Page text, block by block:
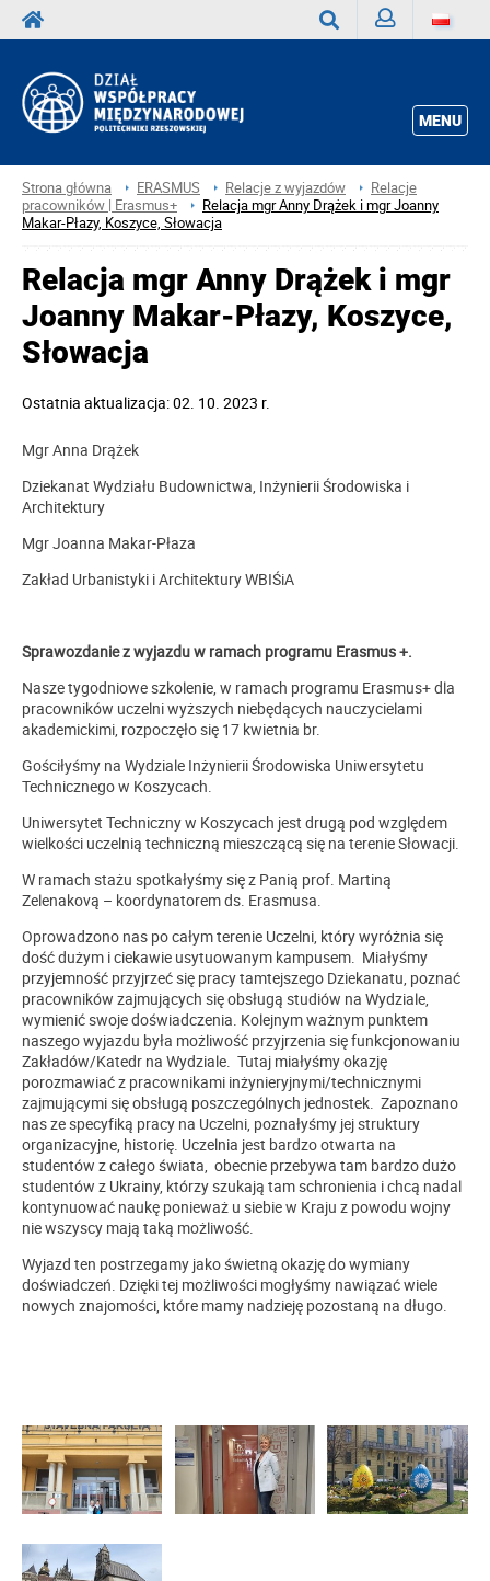
MENU
Strona główna ERASMUS Relacje z wyjazdów
Relacje
pracowników | Erasmus+
Relacja mgr Anny Drążek i mgr Joanny
Makar-Płazy, Koszyce, Słowacja
Relacja mgr Anny Drążek i mgr
Joanny Makar-Płazy, Koszyce,
Słowacja
Ostatnia aktualizacja: 02. 10. 2023 r.
Mgr Anna Drążek
Dziekanat Wydziału Budownictwa, Inżynierii Środowiska i
Architektury
Mgr Joanna Makar-Płaza
Zakład Urbanistyki i Architektury WBIŚiA
Sprawozdanie z wyjazduw ramach programu Erasmus +.
Nasze tygodniowe szkolenie, w ramach programu Erasmus+ dla
pracowników uczelni wyższych niebędących nauczycielami
akademickimi, rozpoczęło się 17 kwietnia br.
Gościłyśmy na Wydziale Inżynierii Środowiska Uniwersytetu
Technicznego w Koszycach.
Uniwersytet Techniczny w Koszycach jest drugą pod względem
wielkości uczelnią techniczną mieszczącą się na terenie Słowacji.
W ramach stażu spotkałyśmy się z Panią prof. Martiną
Zelenakovą – koordynatorem ds. Erasmusa.
Oprowadzono nas po całym terenie Uczelni, który wyróżnia się
dość dużym i ciekawie usytuowanym kampusem. Miałyśmy
przyjemność przyjrzeć się pracy tamtejszego Dziekanatu, poznać
pracowników zajmujących się obsługą studiów na Wydziale,
wymienić swoje doświadczenia. Kolejnym ważnym punktem
naszego wyjazdu była możliwość przyjrzenia się funkcjonowaniu
Zakładów/Katedr na Wydziale. Tutaj miałyśmy okazję
porozmawiać z pracownikami inżynieryjnymi/technicznymi
zajmującymi się obsługą poszczególnych jednostek. Zapoznano
nas ze specyfiką pracy na Uczelni, poznałyśmy jej struktury
organizacyjne, historię. Uczelnia jest bardzo otwarta na
studentów z całego świata, obecnie przebywa tam bardzo dużo
studentów z Ukrainy, którzy szukają tam schronienia i chcą nadal
kontynuować naukę ponieważ u siebie w Kraju z powodu wojny
nie wszyscy mają taką możliwość.
Wyjazd ten postrzegamy jako świetną okazję do wymiany
doświadczeń. Dzięki tej możliwości mogłyśmy nawiązać wiele
nowych znajomości, które mamy nadzieję pozostaną na długo.